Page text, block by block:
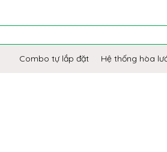
Combo tự lắp đặt Hệ thống hòa